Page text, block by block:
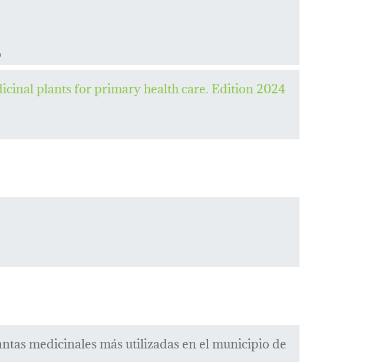
plants for primary health care. Edition 2024
medicinales más utilizadas en el municipio de